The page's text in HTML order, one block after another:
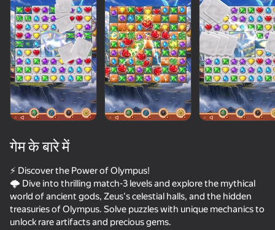
लोड हो रहा है
गेम के बारे में
⚡ Discover the Power of Olympus!
🌩️ Dive into thrilling match-3 levels and explore the mythical
world of ancient gods, Zeus's celestial halls, and the hidden
treasuries of Olympus. Solve puzzles with unique mechanics to
unlock rare artifacts and precious gems.